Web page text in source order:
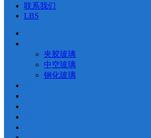
联系我们
LBS
夹胶玻璃
中空玻璃
钢化玻璃